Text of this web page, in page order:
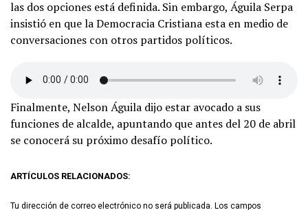
las dos opciones está definida. Sin embargo, Águila Serpa
insistió en que la Democracia Cristiana esta en medio de
conversaciones con otros partidos políticos.
Finalmente, Nelson Águila dijo estar avocado a sus
funciones de alcalde, apuntando que antes del 20 de abril
se conocerá su próximo desafío político.
ARTÍCULOS RELACIONADOS:
Tu dirección de correo electrónico no será publicada. Los campos